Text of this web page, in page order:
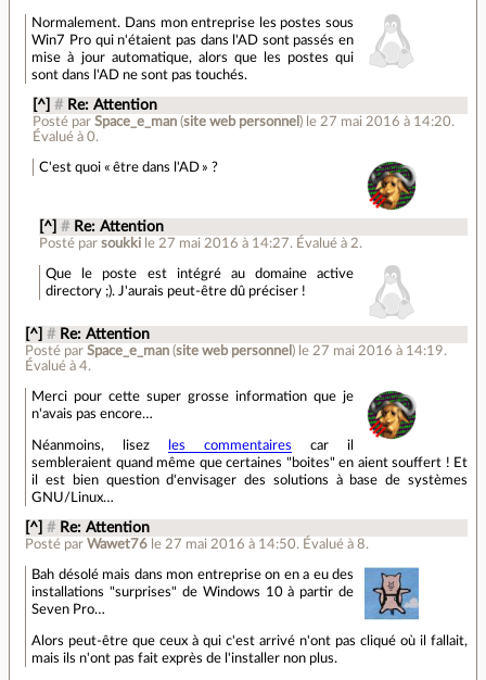
Normalement. Dans mon entreprise les postes sous
Win7 Pro qui n'étaient pas dans l'AD sont passés en
mise à jour automatique, alors que les postes qui
sont dans l'AD ne sont pas touchés.
[^] # Re: Attention
Posté par Space_e_man(site web personnel ) le 27 mai 2016 à 14:20.
Évalué à 0.
C'est quoi « être dans l'AD » ?
[^] # Re: Attention
Posté parsoukki le 27 mai 2016 à 14:27. Évalué à 2.
Que le poste est intégré au domaine active
directory ;). J'aurais peut-être dû préciser !
[^] # Re: Attention
Posté parSpace_e_man (site web personnel ) le 27 mai 2016 à 14:19.
Évalué à4.
Merci pour cette super grosse information que je
n'avais pas encore…
Néanmoins, lisez les commentaires car il
sembleraient quand même que certaines "boites" en aient souffert ! Et
il est bien question d'envisager des solutions à base de systèmes
GNU/Linux…
[^] # Re: Attention
Posté par Wawet76 le 27 mai 2016 à 14:50. Évalué à8.
Bah désolé mais dans mon entreprise on en a eu des
installations "surprises" de Windows 10 à partir de
Seven Pro…
Alors peut-être que ceux à qui c'est arrivé n'ont pas cliqué où il fallait,
mais ils n'ont pas fait exprès de l'installer non plus.